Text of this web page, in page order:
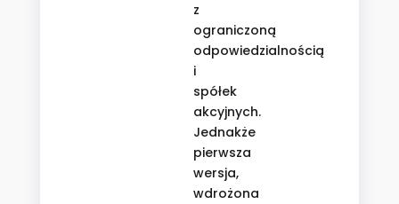
z
ograniczoną
odpowiedzialnością
i
spółek
akcyjnych.
Jednakże
pierwsza
wersja,
wdrożona